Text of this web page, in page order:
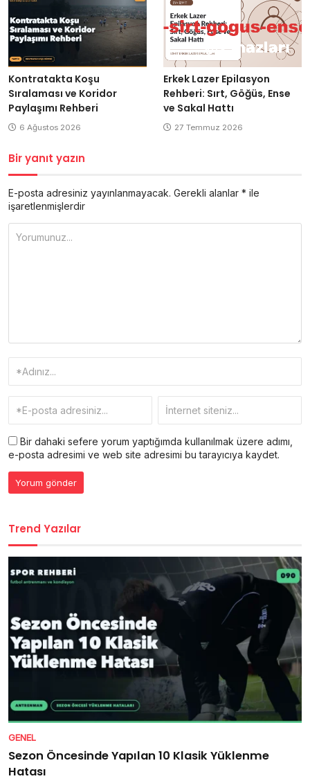
Kontratakta Koşu
Sıralaması ve Koridor
Paylaşımı Rehberi
6 Ağustos 2026
Erkek Lazer Epilasyon
Rehberi: Sırt, Göğüs, Ense
ve Sakal Hattı
27 Temmuz 2026
Bir yanıt yazın
E-posta adresiniz yayınlanmayacak. Gerekli alanlar * ile
işaretlenmişlerdir
Bir dahaki sefere yorum yaptığımda kullanılmak üzere adımı,
e-posta adresimi ve web site adresimi bu tarayıcıya kaydet.
Trend Yazılar
GENEL
Sezon Öncesinde Yapılan 10 Klasik Yüklenme
Hatası